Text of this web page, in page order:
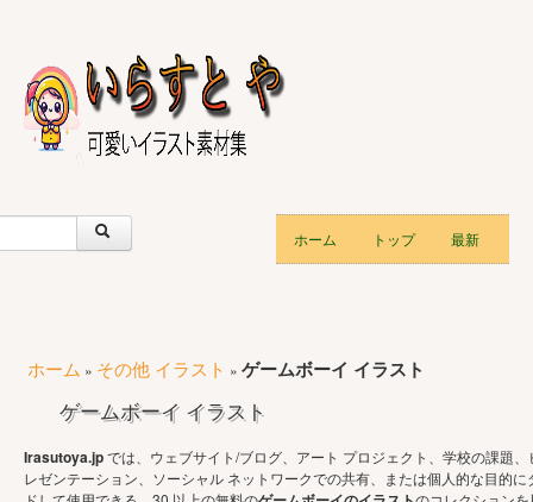
ホーム トップ 最新
ホーム » その他 イラスト » ゲームボーイ イラスト
ゲームボーイ イラスト
Irasutoya.jpでは、ウェブサイト/ブログ、アート プロジェクト、学校の課題、
レゼンテーション、ソーシャル ネットワークでの共有、または個人的な目的に